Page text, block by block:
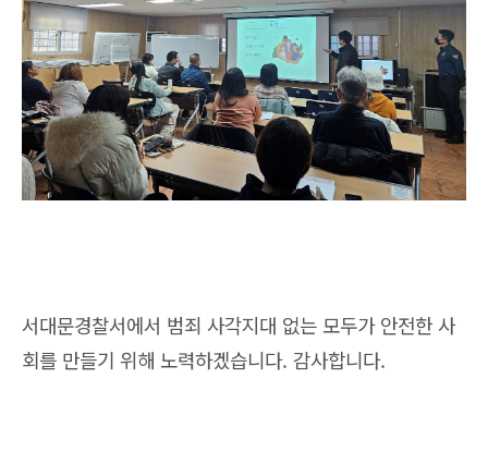
서대문경찰서에서 범죄 사각지대 없는 모두가 안전한 사
회를 만들기 위해 노력하겠습니다. 감사합니다.